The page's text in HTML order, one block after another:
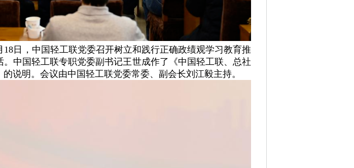
日，中国轻工联党委召开树立和践行正确政绩观学习教育推
中国轻工联专职党委副书记王世成作了《中国轻工联、总社
说明。会议由中国轻工联党委常委、副会长刘江毅主持。